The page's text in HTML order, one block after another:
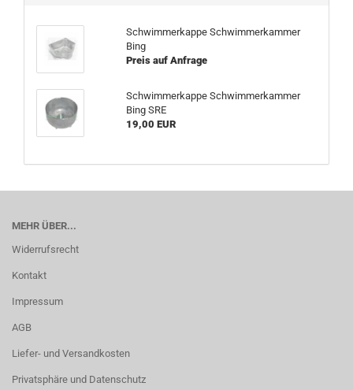
Schwimmerkappe Schwimmerkammer
Bing
Preis auf Anfrage
Schwimmerkappe Schwimmerkammer
Bing SRE
19,00 EUR
MEHR ÜBER...
Widerrufsrecht
Kontakt
Impressum
AGB
Liefer- und Versandkosten
Privatsphäre und Datenschutz